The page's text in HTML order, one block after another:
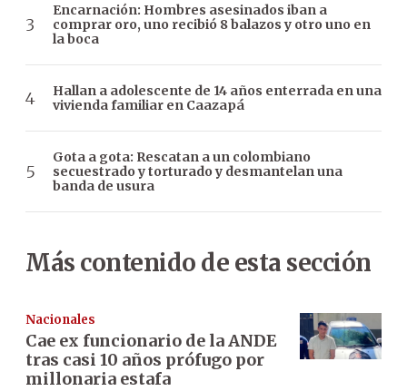
Encarnación: Hombres asesinados iban a
comprar oro, uno recibió 8 balazos y otro uno en
la boca
Hallan a adolescente de 14 años enterrada en una
vivienda familiar en Caazapá
Gota a gota: Rescatan a un colombiano
secuestrado y torturado y desmantelan una
banda de usura
Más contenido de esta sección
Nacionales
Cae ex funcionario de la ANDE
tras casi 10 años prófugo por
millonaria estafa